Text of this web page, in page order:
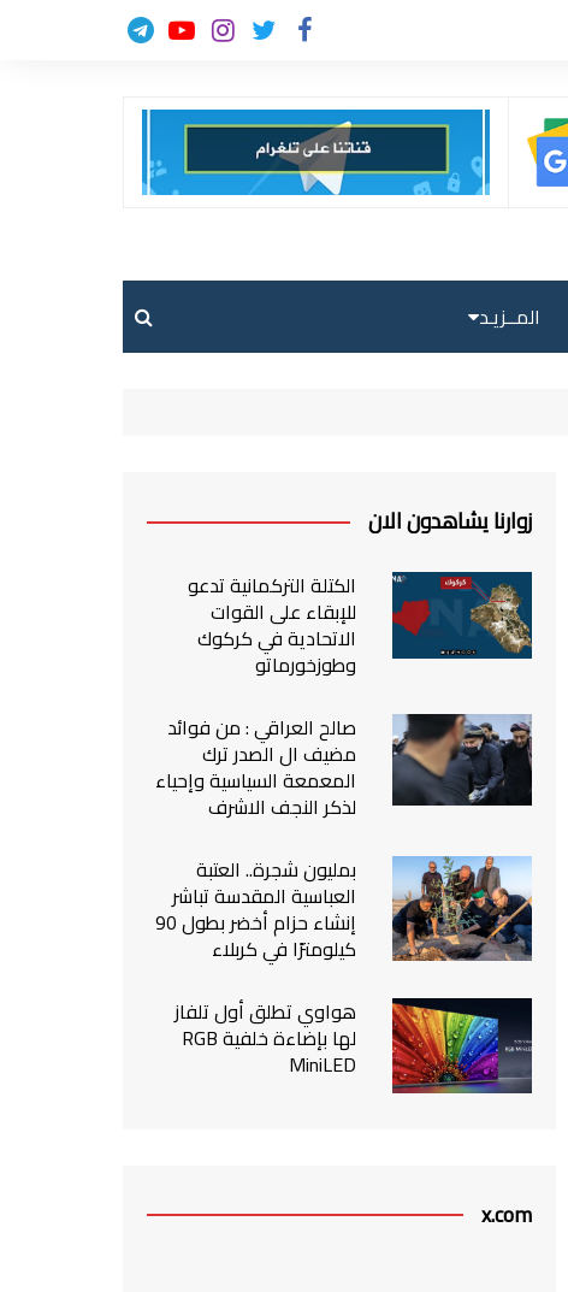
المــزيـد
من نحن
اتصل بنا
زوارنا يشاهدون الان
الكتلة التركمانية تدعو
للإبقاء على القوات
الاتحادية في كركوك
وطوزخورماتو
صالح العراقي : من فوائد
مضيف ال الصدر ترك
المعمعة السياسية وإحياء
لذكر النجف الاشرف
بمليون شجرة.. العتبة
العباسية المقدسة تباشر
إنشاء حزام أخضر بطول 90
كيلومترًا في كربلاء
هواوي تطلق أول تلفاز
لها بإضاءة خلفية RGB
MiniLED
x.com